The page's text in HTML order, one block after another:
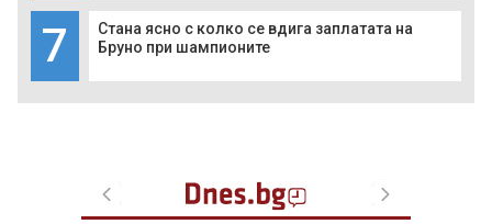
7
Стана ясно с колко се вдига заплатата на
Бруно при шампионите